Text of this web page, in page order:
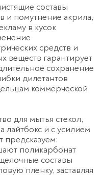
составы
и помутнение акрила,
в кусок
средств и
веществ гарантирует
сохранение
дилетантов
коммерческой
для мытья стекол,
и с усилием
предсказуем:
поликарбонат
составы
пленку, заставляя